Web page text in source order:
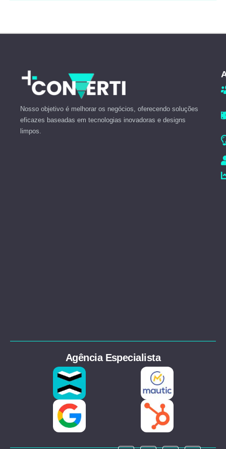
Nosso objetivo é melhorar os negócios, oferecendo soluções
eficazes baseadas em tecnologias inovadoras e designs
limpos.
Agência Especialista